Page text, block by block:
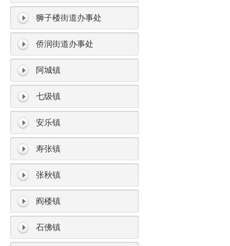
狮子楼街道办事处
侨润街道办事处
阿城镇
七级镇
安乐镇
寿张镇
张秋镇
阎楼镇
石佛镇